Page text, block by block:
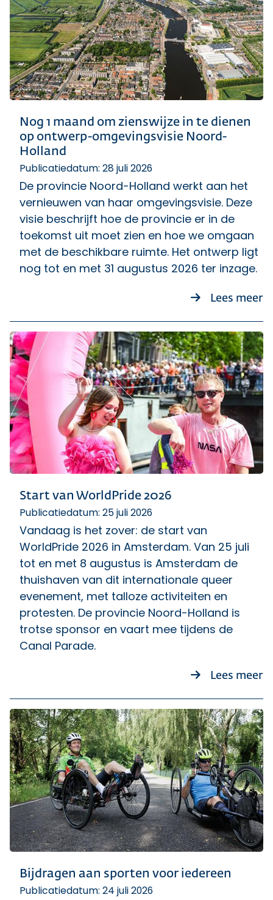
Nog 1 maand om zienswijze in te dienen
op ontwerp-omgevingsvisie Noord-
Holland
Publicatiedatum: 28 juli 2026
De provincie Noord-Holland werkt aan het
vernieuwen van haar omgevingsvisie. Deze
visie beschrijft hoe de provincie er in de
toekomst uit moet zien en hoe we omgaan
met de beschikbare ruimte. Het ontwerp ligt
nog tot en met 31 augustus 2026 ter inzage.
Lees meer
Start van WorldPride 2026
Publicatiedatum: 25 juli 2026
Vandaag is het zover: de start van
WorldPride 2026 in Amsterdam. Van 25 juli
tot en met 8 augustus is Amsterdam de
thuishaven van dit internationale queer
evenement, met talloze activiteiten en
protesten. De provincie Noord-Holland is
trotse sponsor en vaart mee tijdens de
Canal Parade.
Lees meer
Bijdragen aan sporten voor iedereen
Publicatiedatum: 24 juli 2026